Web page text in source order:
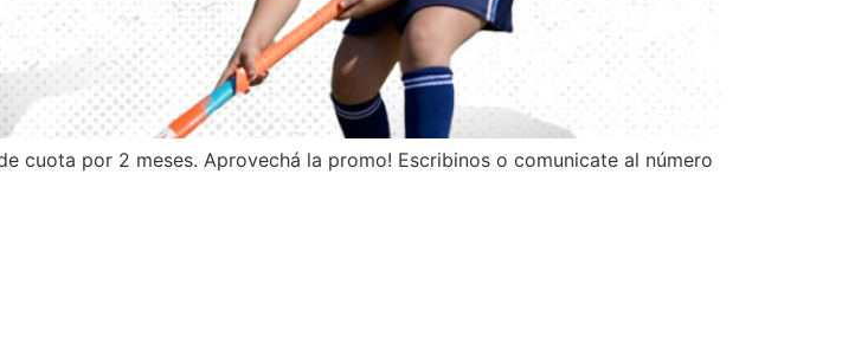
cuota por 2 meses. Aprovechá la promo! Escribinos o comunicate al número